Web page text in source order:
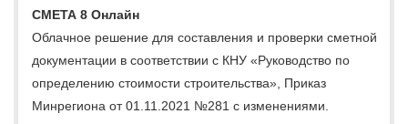
СМЕТА 8 Онлайн
Облачное решение для составления и проверки сметной
документации в соответствии с КНУ «Руководство по
определению стоимости строительства», Приказ
Минрегиона от 01.11.2021 №281 с изменениями.